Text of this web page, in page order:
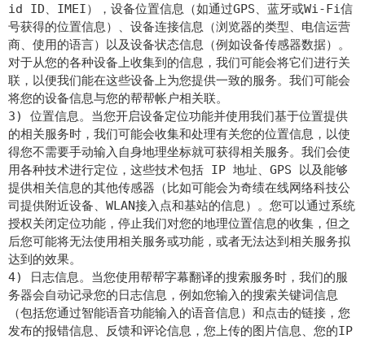
id ID、IMEI），设备位置信息（如通过GPS、蓝牙或Wi-Fi信
号获得的位置信息）、设备连接信息（浏览器的类型、电信运营
商、使用的语言）以及设备状态信息（例如设备传感器数据）。
对于从您的各种设备上收集到的信息，我们可能会将它们进行关
联，以便我们能在这些设备上为您提供一致的服务。我们可能会
将您的设备信息与您的帮帮帐户相关联。
3) 位置信息。当您开启设备定位功能并使用我们基于位置提供
的相关服务时，我们可能会收集和处理有关您的位置信息，以使
得您不需要手动输入自身地理坐标就可获得相关服务。我们会使
用各种技术进行定位，这些技术包括 IP 地址、GPS 以及能够
提供相关信息的其他传感器（比如可能会为奇绩在线网络科技公
司提供附近设备、WLAN接入点和基站的信息）。您可以通过系统
授权关闭定位功能，停止我们对您的地理位置信息的收集，但之
后您可能将无法使用相关服务或功能，或者无法达到相关服务拟
达到的效果。
4) 日志信息。当您使用帮帮字幕翻译的搜索服务时，我们的服
务器会自动记录您的日志信息，例如您输入的搜索关键词信息
（包括您通过智能语音功能输入的语音信息）和点击的链接，您
发布的报错信息、反馈和评论信息，您上传的图片信息、您的IP